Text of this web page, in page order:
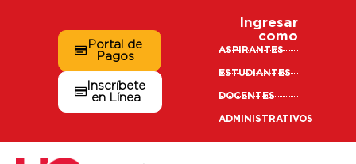
Portal de
Pagos
Inscríbete
en Línea
Ingresar
como
ASPIRANTES
ESTUDIANTES
DOCENTES
ADMINISTRATIVOS